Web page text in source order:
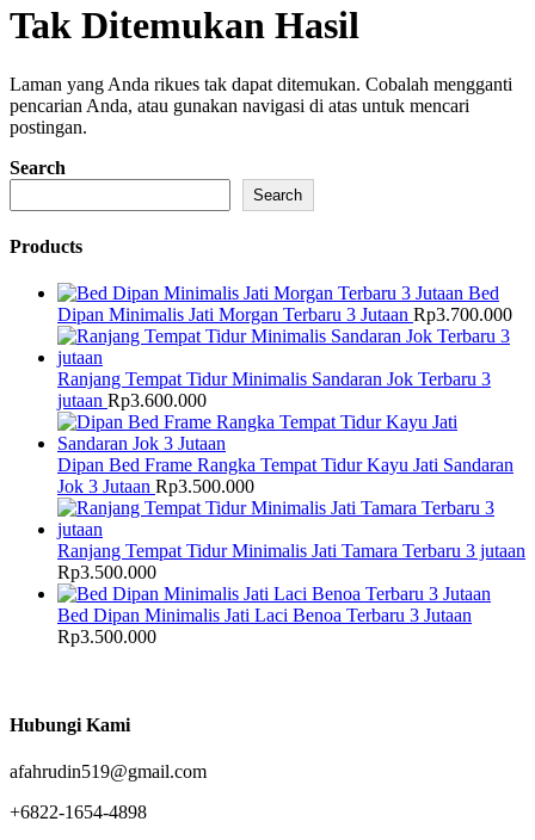
Tak Ditemukan Hasil
Laman yang Anda rikues tak dapat ditemukan. Cobalah mengganti
pencarian Anda, atau gunakan navigasi di atas untuk mencari
postingan.
Search
Search
Products
Bed
Dipan Minimalis Jati Morgan Terbaru 3 Jutaan Rp3.700.000
Ranjang Tempat Tidur Minimalis Sandaran Jok Terbaru 3
jutaan Rp3.600.000
Dipan Bed Frame Rangka Tempat Tidur Kayu Jati Sandaran
Jok 3 Jutaan Rp3.500.000
Ranjang Tempat Tidur Minimalis Jati Tamara Terbaru 3 jutaan
Rp3.500.000
Bed Dipan Minimalis Jati Laci Benoa Terbaru 3 Jutaan
Rp3.500.000
Hubungi Kami
afahrudin519@gmail.com
+6822-1654-4898